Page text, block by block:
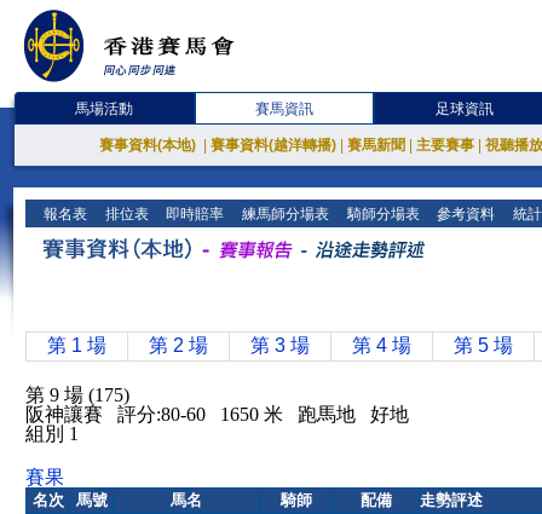
馬場活動 賽馬資訊 足球資訊
賽事資料(本地) 賽事資料(越洋轉播) 賽馬新聞 主要賽事 視聽播
報名表 排位表 即時賠率 練馬師分場表 騎師分場表 參考資料 統
第 1 場 第 2 場 第 3 場 第 4 場 第 5 場
第 9 場 (175)
阪神讓賽 評分:80-60 1650 米 跑馬地 好地
組別 1
賽果
名次 馬號 馬名 騎師 配備
走勢評述